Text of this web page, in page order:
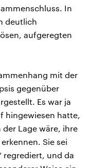
In
deutlich
aufgeregten
mit der
gegenüber
Es war ja
hingewiesen hatte,
Lage wäre, ihre
Sie sei
regrediert, und da